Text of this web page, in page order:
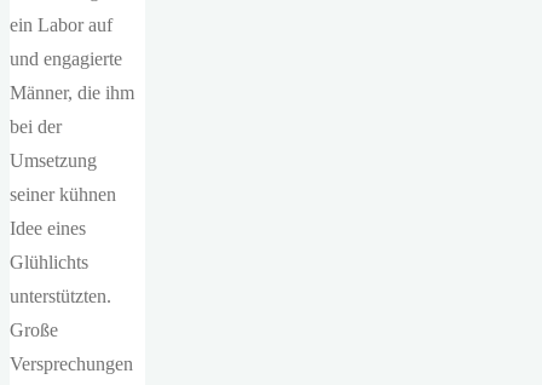
ein Labor auf
und engagierte
Männer, die ihm
bei der
Umsetzung
seiner kühnen
Idee eines
Glühlichts
unterstützten.
Große
Versprechungen